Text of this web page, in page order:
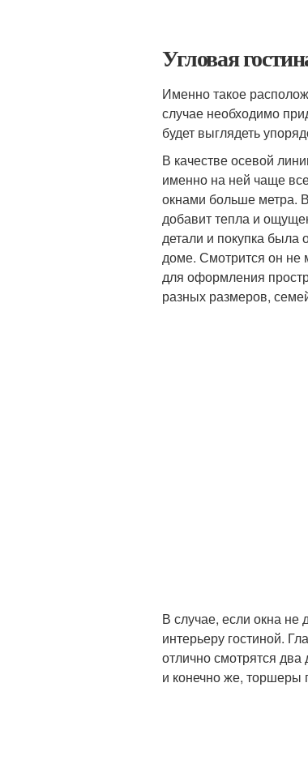
Угловая
Именно такое
случае необходимо
будет выглядеть
В качестве осевой
именно на ней чаще
окнами больше метра.
добавит тепла и
детали и покупка
доме. Смотрится он не
для оформления
разных размеров,
В случае, если окна не
интерьеру гостиной.
отлично смотрятся
и конечно же, торшеры